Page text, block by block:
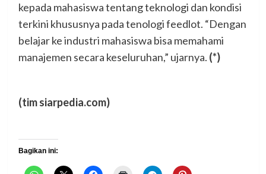
kepada mahasiswa tentang teknologi dan kondisi
terkini khususnya pada tenologi feedlot. “Dengan
belajar ke industri mahasiswa bisa memahami
manajemen secara keseluruhan,” ujarnya. (*)
(tim siarpedia.com)
Bagikan ini: